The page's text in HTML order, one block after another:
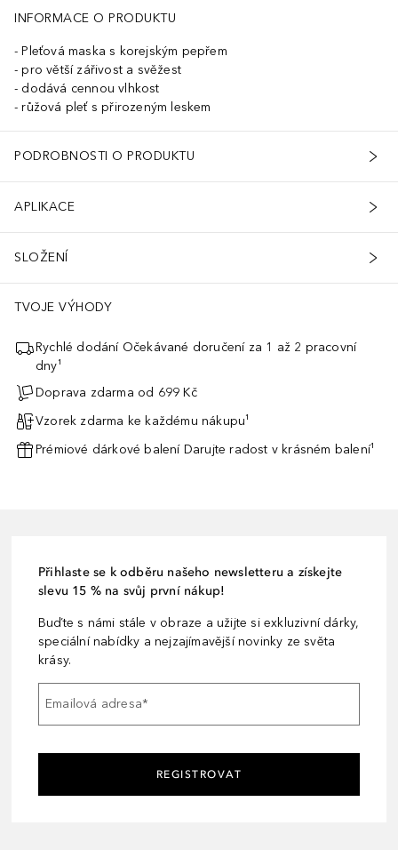
INFORMACE O PRODUKTU
Pleťová maska s korejským pepřem
pro větší zářivost a svěžest
dodává cennou vlhkost
růžová pleť s přirozeným leskem
PODROBNOSTI O PRODUKTU
APLIKACE
SLOŽENÍ
TVOJE VÝHODY
Rychlé dodání Očekávané doručení za 1 až 2 pracovní
dny¹
Doprava zdarma od 699 Kč
Vzorek zdarma ke každému nákupu¹
Prémiové dárkové balení Darujte radost v krásném balení¹
Přihlaste se k odběru našeho newsletteru a získejte
slevu 15 % na svůj první nákup!
Buďte s námi stále v obraze a užijte si exkluzivní dárky,
speciální nabídky a nejzajímavější novinky ze světa
krásy.
Emailová adresa*
REGISTROVAT